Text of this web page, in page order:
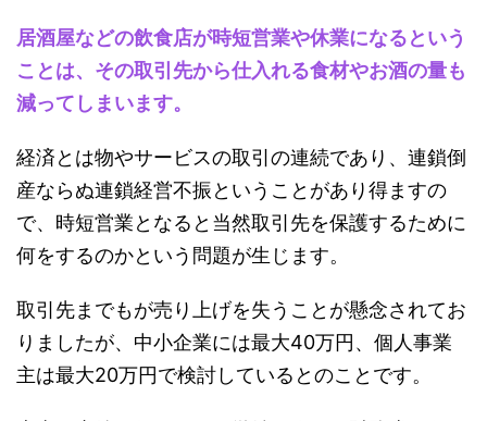
居酒屋などの飲食店が時短営業や休業になるという
ことは、その取引先から仕入れる食材やお酒の量も
減ってしまいます。
経済とは物やサービスの取引の連続であり、連鎖倒
産ならぬ連鎖経営不振ということがあり得ますの
で、時短営業となると当然取引先を保護するために
何をするのかという問題が生じます。
取引先までもが売り上げを失うことが懸念されてお
りましたが、中小企業には最大40万円、個人事業
主は最大20万円で検討しているとのことです。